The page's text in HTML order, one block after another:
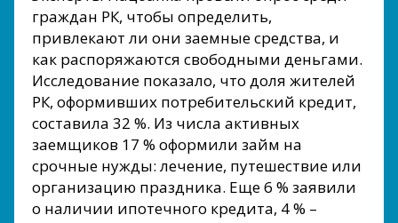
граждан РК, чтобы определить,
привлекают ли они заемные средства, и
как распоряжаются свободными деньгами.
Исследование показало, что доля жителей
РК, оформивших потребительский кредит,
составила 32 %. Из числа активных
заемщиков 17 % оформили займ на
срочные нужды: лечение, путешествие или
организацию праздника. Еще 6 % заявили
о наличии ипотечного кредита, 4 % –